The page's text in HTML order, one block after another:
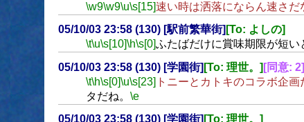
\w9\w9\u\s[15]速い時は洒落にならん速さだ
05/10/03 23:58 (130) [駅前繁華街] [To: よしの]
\t\u\s[10]\h\s[0]ふたばだけに賞味期限が短い
05/10/03 23:58 (130) [学園街] [To: 理世。] [同意: 2]
\t\h\s[0]\u\s[23] トニーとカトキのコラボ企画
タだね。 \e
05/10/03 23:58 (130) [学園街] [To: 理世。]